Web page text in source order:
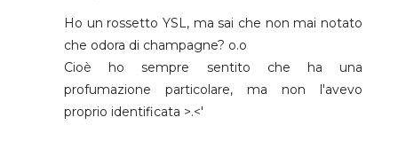
Ho un rossetto YSL, ma sai che non mai notato
che odora di champagne? o.o
Cioè ho sempre sentito che ha una
profumazione particolare, ma non l'avevo
proprio identificata >.<'